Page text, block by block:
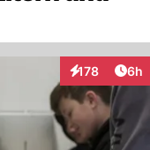
178
Interaktionen
6h